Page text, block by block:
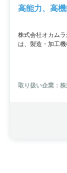
高能力、高
株式会社オカム
は、製造・加工
現。このシステ
とができ、業界
に対応し、多機
取り扱い企業：